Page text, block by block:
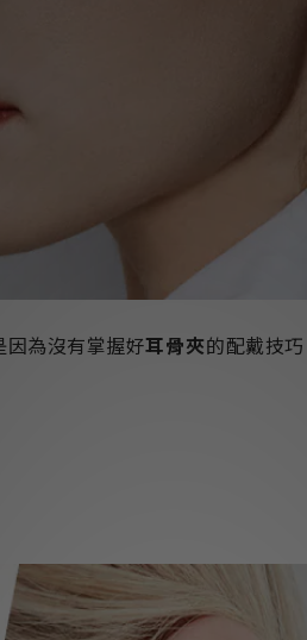
因為沒有掌握好耳骨夾的配戴技